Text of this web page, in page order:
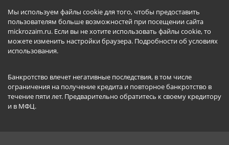
Мы используем файлы cookie для того, чтобы предоставить
пользователям больше возможностей при посещении сайта
mickrozaim.ru. Если вы не хотите использовать файлы cookie, то
можете изменить настройки браузера. Подробности об условиях
использования.
Банкротство влечет негативные последствия, в том числе
ограничения на получение кредита и повторное банкротство в
течение пяти лет. Предварительно обратитесь к своему кредитору
и в МФЦ.